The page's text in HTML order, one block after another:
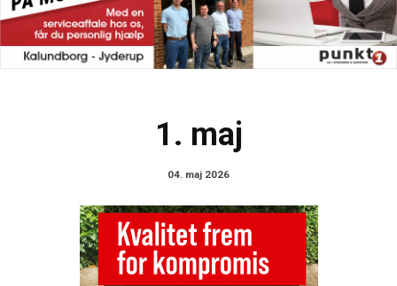
1. maj
04. maj 2026